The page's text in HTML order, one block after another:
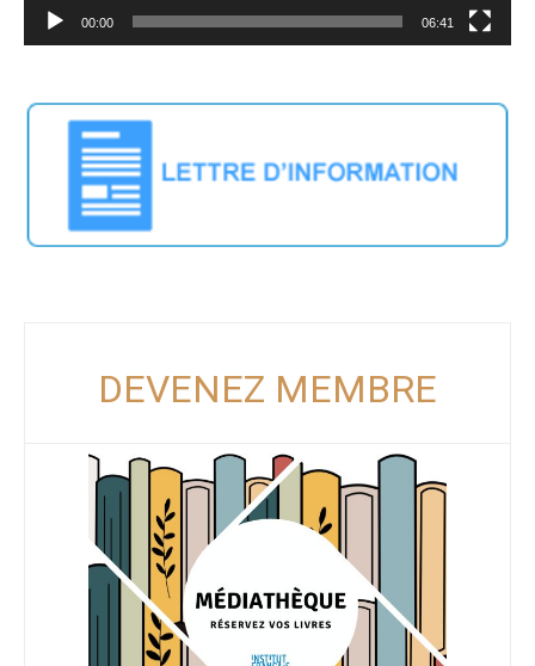
00:00 06:41
DEVENEZ MEMBRE